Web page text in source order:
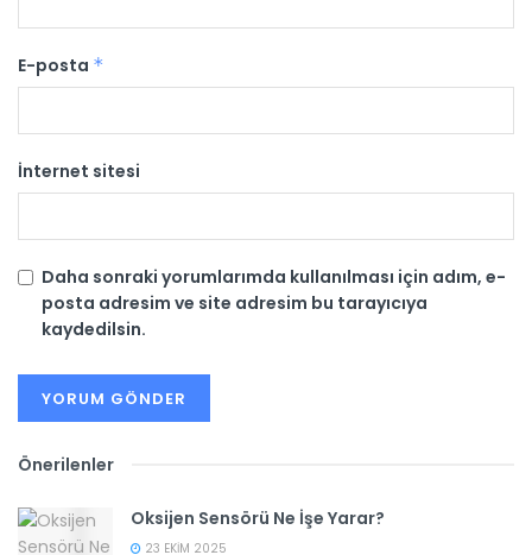
E-posta *
İnternet sitesi
Daha sonraki yorumlarımda kullanılması için adım, e-
posta adresim ve site adresim bu tarayıcıya
kaydedilsin.
Önerilenler
Oksijen Sensörü Ne İşe Yarar?
23 EKIM 2025